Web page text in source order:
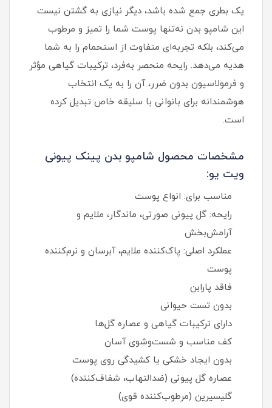
یک بطری جمع شده باشد، دیگر نیازی به گشتن نیست.
این شامپو بدن نه‌تنها پوست شما را تمیز و مرطوب
می‌کند، بلکه تجربه‌ای متفاوت از استحمام را به شما
هدیه می‌دهد. رایحه منحصر به‌فرد، ترکیبات گیاهی مؤثر
و فرمولاسیون بدون ضرر، آن را به یک انتخاب
هوشمندانه برای بانوانی با سلیقه خاص تبدیل کرده
است.
مشخصات محصول شامپو بدن پینک پیونی
ویت یو:
مناسب برای: انواع پوست
رایحه: گل پیونی صورتی، ماندگار، ملایم و
آرامش‌بخش
عملکرد اصلی: پاک‌کننده ملایم، آبرسان و نرم‌کننده
پوست
فاقد پارابن
بدون تست حیوانی
دارای ترکیبات گیاهی و عصاره گل‌ها
کف مناسب و شست‌وشوی آسان
بدون ایجاد خشکی یا کشیدگی روی پوست
عصاره گل پیونی (ضدالتهاب، شفاف‌کننده)
گلیسیرین (مرطوب‌کننده قوی)